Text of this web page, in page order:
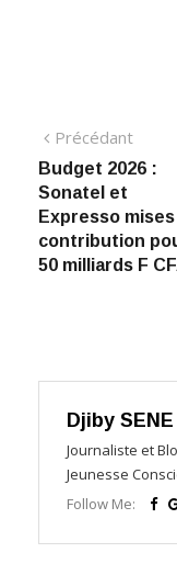
de
l’article
Précédant
Budget 2026 :
Sonatel et
Expresso mises
contribution
50 milliards F
Djiby SENE
Journaliste et
Jeunesse
Follow Me: